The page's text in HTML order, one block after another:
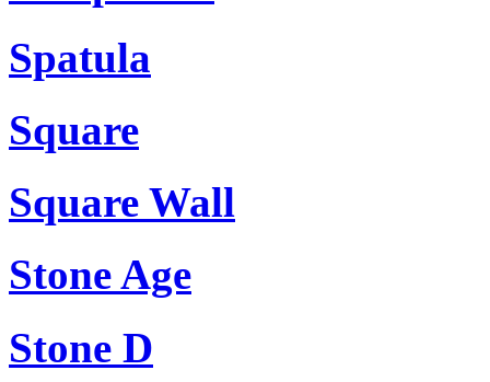
Spatula
Square
Square Wall
Stone Age
Stone D